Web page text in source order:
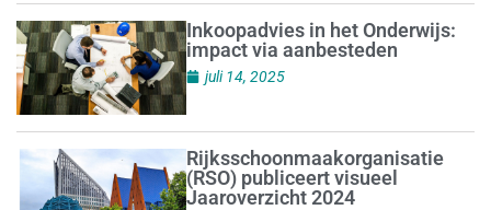
Inkoopadvies in het Onderwijs:
impact via aanbesteden
juli 14, 2025
Rijksschoonmaakorganisatie
(RSO) publiceert visueel
Jaaroverzicht 2024